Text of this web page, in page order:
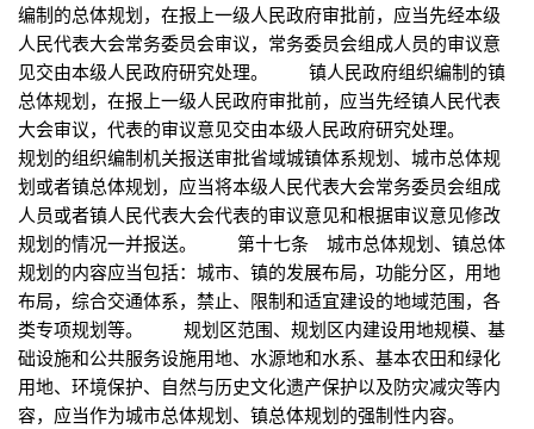
编制的总体规划，在报上一级人民政府审批前，应当先经本级
人民代表大会常务委员会审议，常务委员会组成人员的审议意
见交由本级人民政府研究处理。 镇人民政府组织编制的镇
总体规划，在报上一级人民政府审批前，应当先经镇人民代表
大会审议，代表的审议意见交由本级人民政府研究处理。
规划的组织编制机关报送审批省域城镇体系规划、城市总体规
划或者镇总体规划，应当将本级人民代表大会常务委员会组成
人员或者镇人民代表大会代表的审议意见和根据审议意见修改
规划的情况一并报送。 第十七条 城市总体规划、镇总体
规划的内容应当包括：城市、镇的发展布局，功能分区，用地
布局，综合交通体系，禁止、限制和适宜建设的地域范围，各
类专项规划等。 规划区范围、规划区内建设用地规模、基
础设施和公共服务设施用地、水源地和水系、基本农田和绿化
用地、环境保护、自然与历史文化遗产保护以及防灾减灾等内
容，应当作为城市总体规划、镇总体规划的强制性内容。